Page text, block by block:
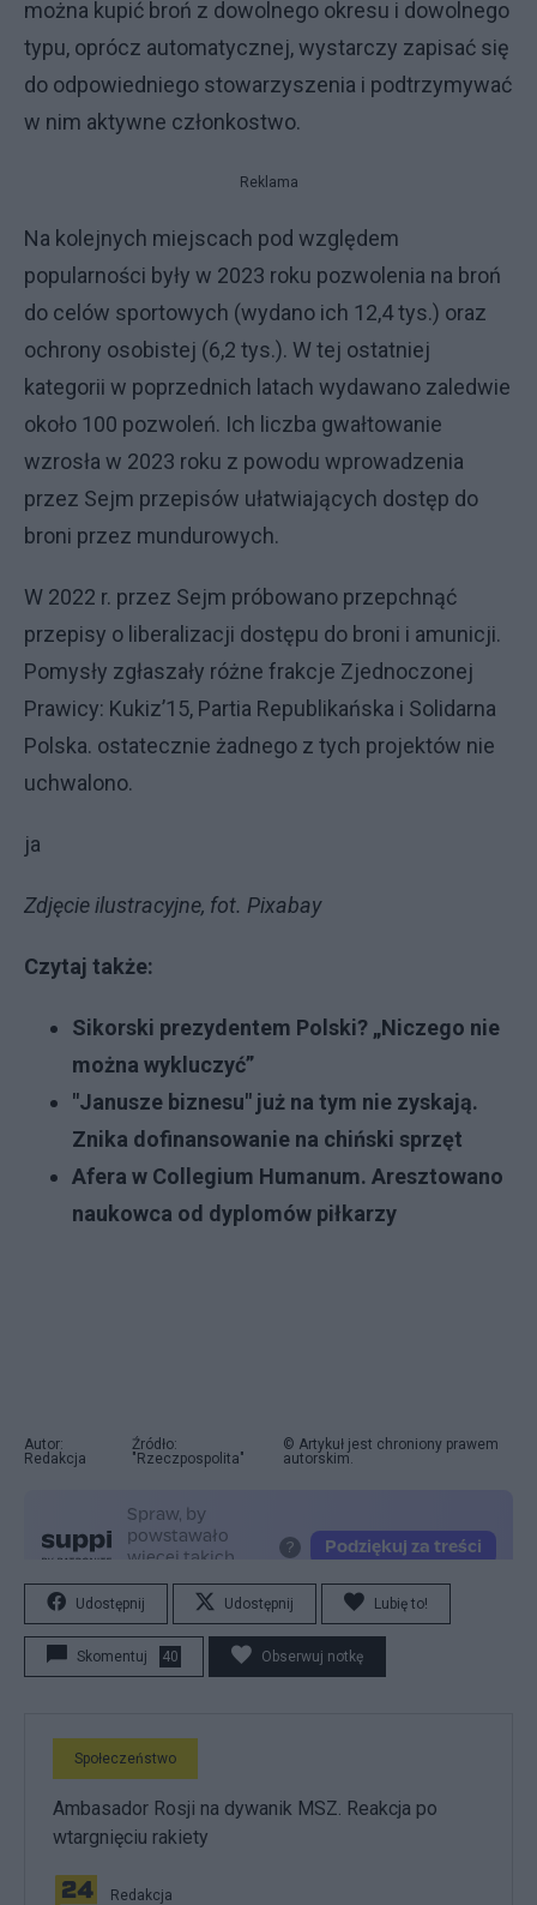
można kupić broń z dowolnego okresu i dowolnego
typu, oprócz automatycznej, wystarczy zapisać się
do odpowiedniego stowarzyszenia i podtrzymywać
w nim aktywne członkostwo.
Reklama
Na kolejnych miejscach pod względem
popularności były w 2023 roku pozwolenia na broń
do celów sportowych (wydano ich 12,4 tys.) oraz
ochrony osobistej (6,2 tys.). W tej ostatniej
kategorii w poprzednich latach wydawano zaledwie
około 100 pozwoleń. Ich liczba gwałtowanie
wzrosła w 2023 roku z powodu wprowadzenia
przez Sejm przepisów ułatwiających dostęp do
broni przez mundurowych.
W 2022 r. przez Sejm próbowano przepchnąć
przepisy o liberalizacji dostępu do broni i amunicji.
Pomysły zgłaszały różne frakcje Zjednoczonej
Prawicy: Kukiz’15, Partia Republikańska i Solidarna
Polska. ostatecznie żadnego z tych projektów nie
uchwalono.
ja
Zdjęcie ilustracyjne, fot. Pixabay
Czytaj także:
Sikorski prezydentem Polski? „Niczego nie
można wykluczyć”
"Janusze biznesu" już na tym nie zyskają.
Znika dofinansowanie na chiński sprzęt
Afera w Collegium Humanum. Aresztowano
naukowca od dyplomów piłkarzy
Autor:
Redakcja
Źródło:
"Rzeczpospolita"
© Artykuł jest chroniony prawem
autorskim.
Udostępnij Udostępnij Lubię to!
Skomentuj 40 Obserwuj notkę
Społeczeństwo
Ambasador Rosji na dywanik MSZ. Reakcja po
wtargnięciu rakiety
Redakcja